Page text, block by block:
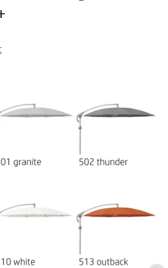
nicht nur nutzen, sondern
schätzen wissen. Alles ist so
machen den Seitenmastschirm zu
Sommerabende.
optimal und sicher steht, stehen
zur Auswahl. Die
im Garten oder auf der
möchte, kann eine
wird. Für Befestigungen an